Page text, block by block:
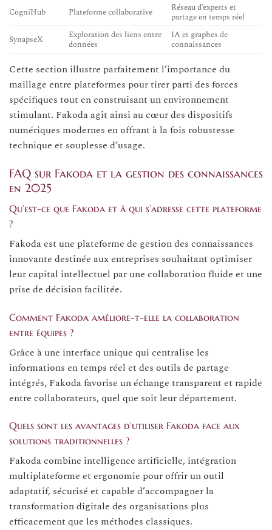
CogniHub
Plateforme collaborative
Réseau d’experts et
partage en temps réel
SynapseX
Exploration des liens entre
données
IA et graphes de
connaissances
Cette section illustre parfaitement l’importance du
maillage entre plateformes pour tirer parti des forces
spécifiques tout en construisant un environnement
stimulant. Fakoda agit ainsi au cœur des dispositifs
numériques modernes en offrant à la fois robustesse
technique et souplesse d’usage.
FAQ sur Fakoda et la gestion des connaissances
en 2025
Qu’est-ce que Fakoda et à qui s’adresse cette plateforme
?
Fakoda est une plateforme de gestion des connaissances
innovante destinée aux entreprises souhaitant optimiser
leur capital intellectuel par une collaboration fluide et une
prise de décision facilitée.
Comment Fakoda améliore-t-elle la collaboration
entre équipes ?
Grâce à une interface unique qui centralise les
informations en temps réel et des outils de partage
intégrés, Fakoda favorise un échange transparent et rapide
entre collaborateurs, quel que soit leur département.
Quels sont les avantages d’utiliser Fakoda face aux
solutions traditionnelles ?
Fakoda combine intelligence artificielle, intégration
multiplateforme et ergonomie pour offrir un outil
adaptatif, sécurisé et capable d’accompagner la
transformation digitale des organisations plus
efficacement que les méthodes classiques.